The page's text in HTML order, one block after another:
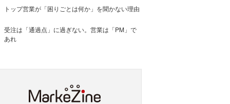
トップ営業が「困りごとは何か」を聞かない理由
受注は「通過点」に過ぎない。営業は「PM」で
あれ